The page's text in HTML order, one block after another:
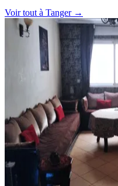
Voir tout à Tanger→